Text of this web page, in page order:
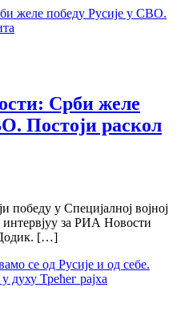
Срби желе
Постоји раскол
победу у Специјалној војној
за РИА Новости
[…]